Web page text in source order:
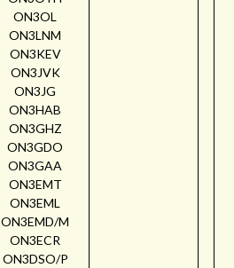
ON3OL
ON3LNM
ON3KEV
ON3JVK
ON3JG
ON3HAB
ON3GHZ
ON3GDO
ON3GAA
ON3EMT
ON3EML
ON3EMD/M
ON3ECR
ON3DSO/P